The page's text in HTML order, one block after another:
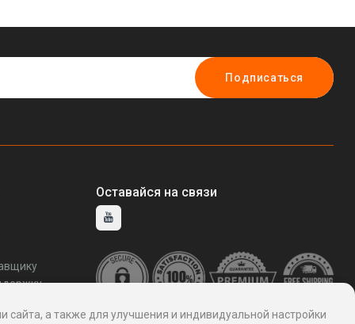
Подписаться
Оставайся на связи
а также для улучшения и индивидуальной настройки